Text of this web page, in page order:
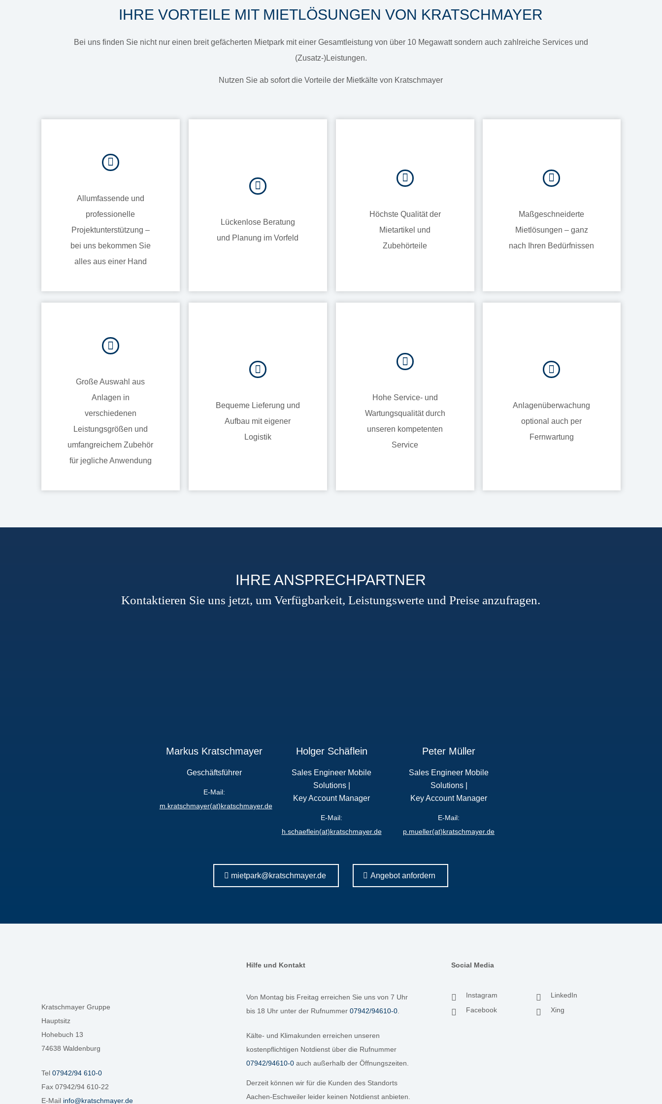
IHRE VORTEILE MIT MIETLÖSUNGEN VON KRATSCHMAYER
Bei uns finden Sie nicht nur einen breit gefächerten Mietpark mit einer Gesamtleistung von über 10 Megawatt sondern auch zahlreiche Services und
(Zusatz-)Leistungen.
Nutzen Sie ab sofort die Vorteile der Mietkälte von Kratschmayer
Allumfassende und
professionelle
Projektunterstützung –
bei uns bekommen Sie
alles aus einer Hand
Lückenlose Beratung
und Planung im Vorfeld
Höchste Qualität der
Mietartikel und
Zubehörteile
Maßgeschneiderte
Mietlösungen – ganz
nach Ihren Bedürfnissen
Große Auswahl aus
Anlagen in
verschiedenen
Leistungsgrößen und
umfangreichem Zubehör
für jegliche Anwendung
Bequeme Lieferung und
Aufbau mit eigener
Logistik
Hohe Service- und
Wartungsqualität durch
unseren kompetenten
Service
Anlagenüberwachung
optional auch per
Fernwartung
IHRE ANSPRECHPARTNER
Kontaktieren Sie uns jetzt, um Verfügbarkeit, Leistungswerte und Preise anzufragen.
Markus Kratschmayer
Geschäftsführer
E-Mail:
m.kratschmayer(at)kratschmayer.de
Holger Schäflein
Sales Engineer Mobile
Solutions |
Key Account Manager
E-Mail:
h.schaeflein(at)kratschmayer.de
Peter Müller
Sales Engineer Mobile
Solutions |
Key Account Manager
E-Mail:
p.mueller(at)kratschmayer.de
mietpark@kratschmayer.de Angebot anfordern
Kratschmayer Gruppe
Hauptsitz
Hohebuch 13
74638 Waldenburg
Tel 07942/94 610-0
Fax 07942/94 610-22
E-Mail info@kratschmayer.de
Hilfe und Kontakt
Von Montag bis Freitag erreichen Sie uns von 7 Uhr
bis 18 Uhr unter der Rufnummer 07942/94610-0.
Kälte- und Klimakunden erreichen unseren
kostenpflichtigen Notdienst über die Rufnummer
07942/94610-0auch außerhalb der Öffnungszeiten.
Derzeit können wir für die Kunden des Standorts
Aachen-Eschweiler leider keinen Notdienst anbieten.
Social Media
Instagram
LinkedIn
Facebook
Xing